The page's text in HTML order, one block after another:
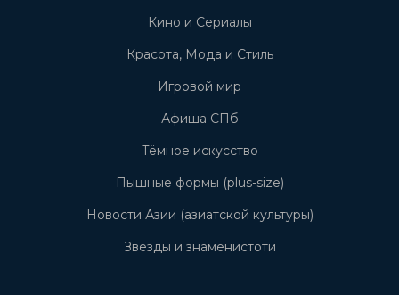
Кино и Сериалы
Красота, Мода и Стиль
Игровой мир
Афиша СПб
Тёмное искусство
Пышные формы (plus-size)
Новости Азии (азиатской культуры)
Звёзды и знаменистоти